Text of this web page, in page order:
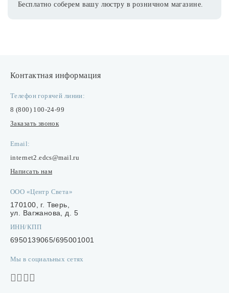
Бесплатно соберем вашу люстру в розничном магазине.
Контактная информация
Телефон горячей линии:
8 (800) 100-24-99
Заказать звонок
Email:
internet2.edcs@mail.ru
Написать нам
ООО «Центр Света»
170100, г. Тверь,
ул. Вагжанова, д. 5
ИНН/КПП
6950139065/695001001
Мы в социальных сетях